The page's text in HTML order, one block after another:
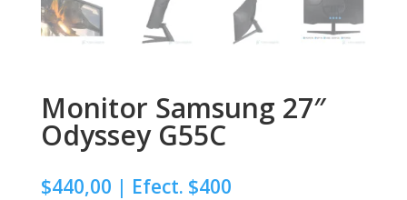
Monitor Samsung 27″
Odyssey G55C
$440,00 | Efect. $400